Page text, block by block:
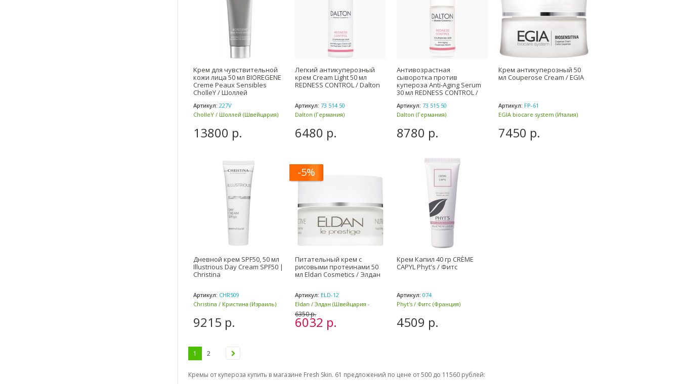
Kрем для чувствительной
кожи лица 50 мл BIOREGENE
Creme Peaux Sensibles
CholleY / Шоллей
Артикул: 227V
CholleY / Шоллей (Швейцария)
13800 р.
Легкий антикуперозный
крем Cream Light 50 мл
REDNESS CONTROL / Dalton
Артикул: 73 514 50
Dalton (Германия)
6480 р.
Антивозрастная
сыворотка против
купероза Anti-Aging Serum
30 мл REDNESS CONTROL /
Артикул: 73 515 50
Dalton (Германия)
8780 р.
Крем антикуперозный 50
мл Couperose Cream / EGIA
Артикул: FP-61
EGIA biocare system (Италия)
7450 р.
Дневной крем SPF50, 50 мл
Illustrious Day Cream SPF50 |
Christina
Артикул: CHR509
Christina / Кристина (Израиль)
9215 р.
-5%
Питательный крем с
рисовыми протеинами 50
мл Eldan Cosmetics / Элдан
Артикул: ELD-12
Eldan / Элдан (Швейцария -
Италия)
6350 р.
6032 р.
Крем Капил 40 гр CRÈME
CAPYL Phyt's / Фитс
Артикул: 074
Phyt's / Фитс (Франция)
4509 р.
1 2
Кремы от купероза купить в магазине Fresh Skin. 61 предложений по цене от 500 до 11560 рублей: